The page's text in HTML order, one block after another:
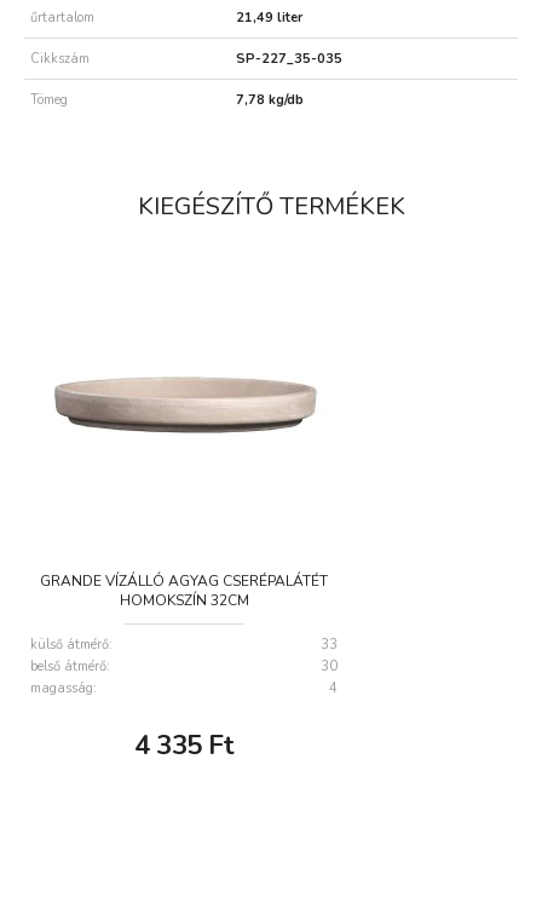
űrtartalom 21,49 liter
Cikkszám SP-227_35-035
Tömeg 7,78 kg/db
KIEGÉSZÍTŐ TERMÉKEK
GRANDE VÍZÁLLÓ AGYAG CSERÉPALÁTÉT
HOMOKSZÍN 32CM
külső átmérő:
33
belső átmérő:
30
magasság:
4
4 335Ft